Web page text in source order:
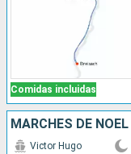
Comidas incluidas
Victor Hugo